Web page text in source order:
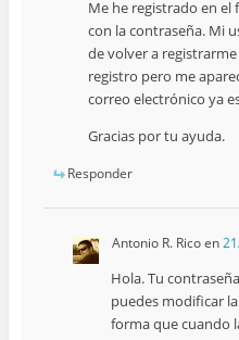
Me he registrado en el
con la contraseña. Mi
de volver a
registro pero me
correo electrónico ya
Gracias por tu ayuda.
Responder
Antonio R. Ricoen
Hola. Tu
puedes modificar
forma que cuando